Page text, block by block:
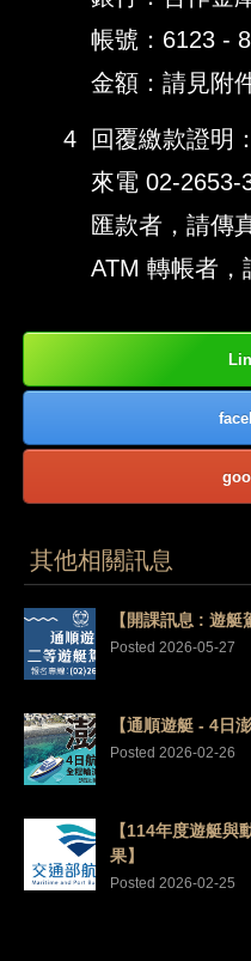
帳號：6123 -
金額：請見附
4
回覆繳款證明：
來電 02-2653-
匯款者，請傳
ATM 轉帳者
其他相關訊息
【開課訊息 : 遊艇
Posted 2026-05-27
【通順遊艇 - 4日
Posted 2026-02-26
【114年度遊艇與
果】
Posted 2026-02-25